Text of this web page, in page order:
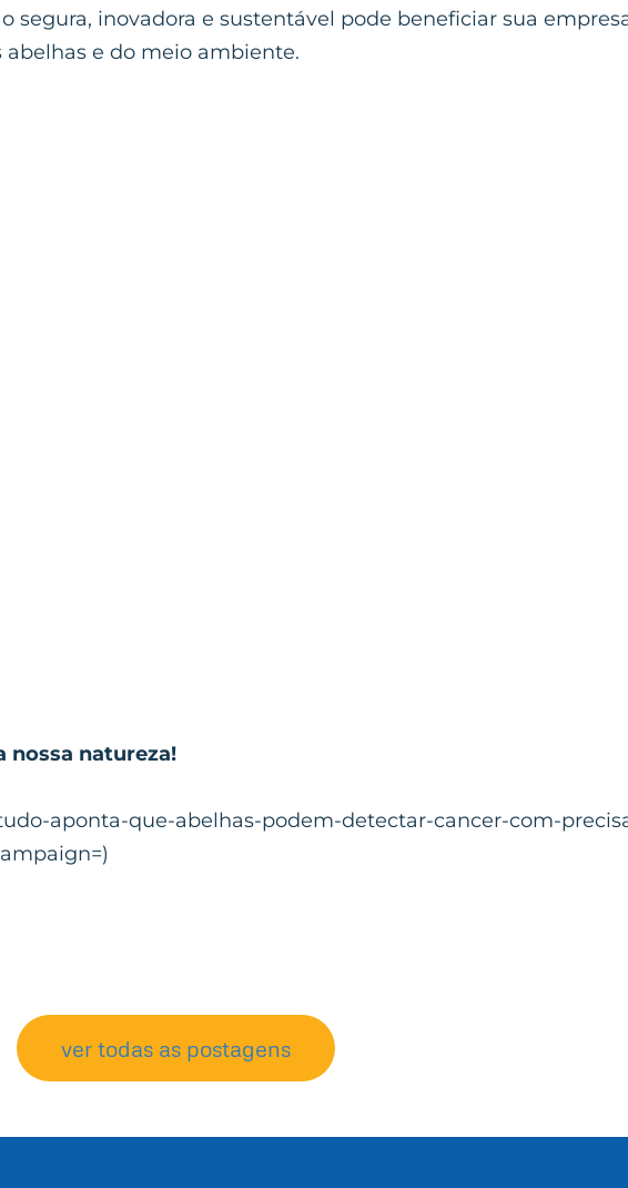
segura, inovadora e sustentável pode beneficiar sua
e do meio ambiente.
nossa natureza!
aponta-que-abelhas-podem-detectar-cancer-com-
ver todas as postagens